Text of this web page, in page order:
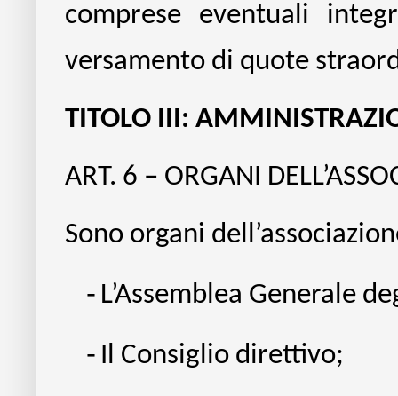
comprese eventuali
versamento di quote
TITOLO III:
ART. 6 – ORGANI
Sono organi
- L’Assemblea Generale
- Il Consiglio direttivo;